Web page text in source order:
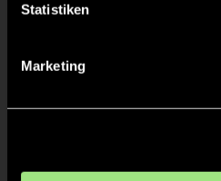
Statistiken
Marketing
TillK.